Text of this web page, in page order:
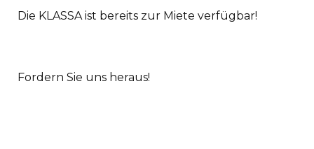
Die KLASSA ist bereits zur Miete verfügbar!
Fordern Sie uns heraus!